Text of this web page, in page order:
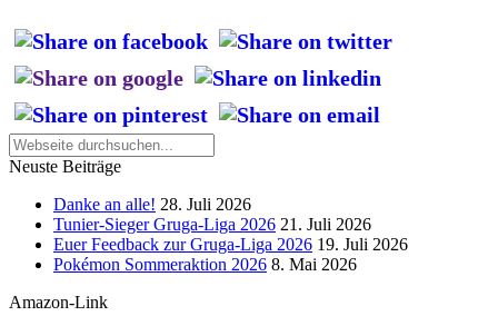
Neuste Beiträge
Danke an alle! 28. Juli 2026
Tunier-Sieger Gruga-Liga 2026 21. Juli 2026
Euer Feedback zur Gruga-Liga 2026 19. Juli 2026
Pokémon Sommeraktion 2026 8. Mai 2026
Amazon-Link